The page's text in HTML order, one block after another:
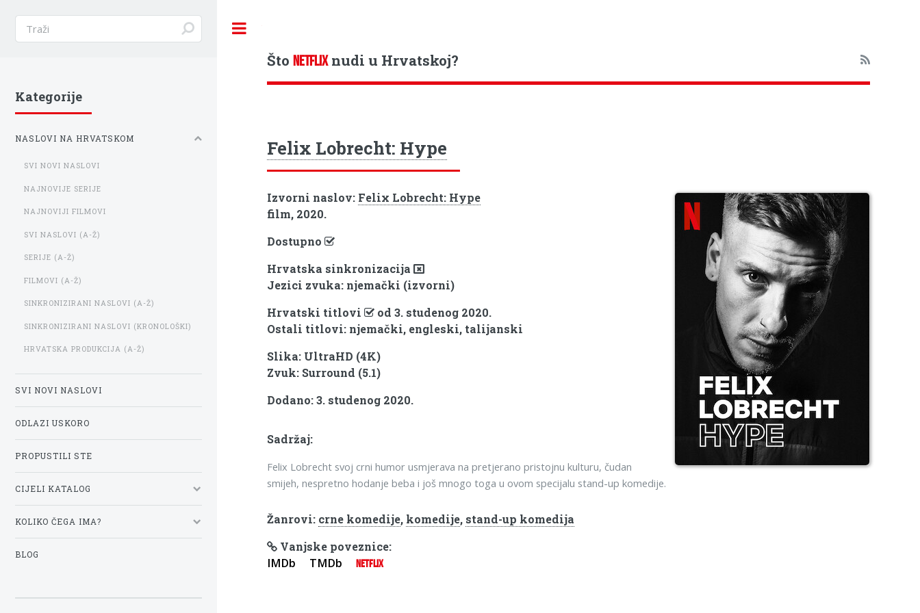
ŠtoNETFLIXnudi u Hrvatskoj?
Felix Lobrecht: Hype
Izvorni naslov: Felix Lobrecht: Hype
film, 2020.
Dostupno
Hrvatska sinkronizacija
Jezici zvuka: njemački (izvorni)
Hrvatski titlovi
od 3. studenog 2020.
Ostali titlovi: njemački, engleski, talijanski
Slika: UltraHD (4K)
Zvuk: Surround (5.1)
Dodano: 3. studenog 2020.
Sadržaj:
Felix Lobrecht svoj crni humor usmjerava na pretjerano pristojnu kulturu, čudan
smijeh, nespretno hodanje beba i još mnogo toga u ovom specijalu stand-up komedije.
Žanrovi: crne komedije, komedije, stand-up komedija
Vanjske poveznice:
IMDb TMDb NETFLIX
Kategorije
NASLOVI NA HRVATSKOM
SVI NOVI NASLOVI
NAJNOVIJE SERIJE
NAJNOVIJI FILMOVI
SVI NASLOVI (A-Ž)
SERIJE (A-Ž)
FILMOVI (A-Ž)
SINKRONIZIRANI NASLOVI (A-Ž)
SINKRONIZIRANI NASLOVI (KRONOLOŠKI)
HRVATSKA PRODUKCIJA (A-Ž)
SVI NOVI NASLOVI
ODLAZI USKORO
PROPUSTILI STE
CIJELI KATALOG
KOLIKO ČEGA IMA?
BLOG
Toggle